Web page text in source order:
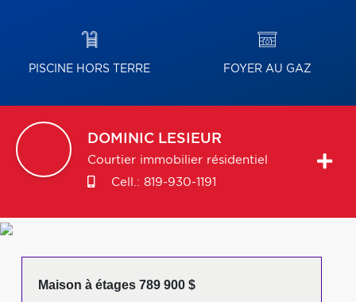
PISCINE HORS TERRE FOYER AU GAZ
DOMINIC LESIEUR
Courtier immobilier résidentiel
Cell.: 819-930-1191
Maison à étages 789 900 $